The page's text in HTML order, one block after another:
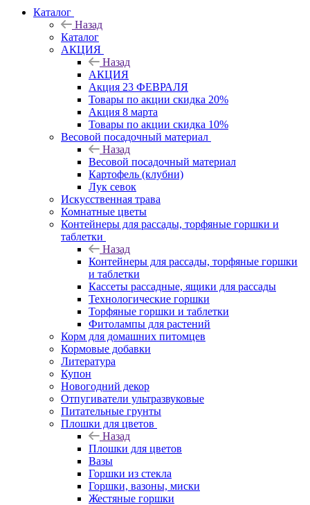
Каталог
Назад
Каталог
АКЦИЯ
Назад
АКЦИЯ
Акция 23 ФЕВРАЛЯ
Товары по акции скидка 20%
Акция 8 марта
Товары по акции скидка 10%
Весовой посадочный материал
Назад
Весовой посадочный материал
Картофель (клубни)
Лук севок
Искусственная трава
Комнатные цветы
Контейнеры для рассады, торфяные горшки и
таблетки
Назад
Контейнеры для рассады, торфяные горшки
и таблетки
Кассеты рассадные, ящики для рассады
Технологические горшки
Торфяные горшки и таблетки
Фитолампы для растений
Корм для домашних питомцев
Кормовые добавки
Литература
Купон
Новогодний декор
Отпугиватели ультразвуковые
Питательные грунты
Плошки для цветов
Назад
Плошки для цветов
Вазы
Горшки из стекла
Горшки, вазоны, миски
Жестяные горшки